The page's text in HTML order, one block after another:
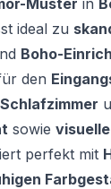
Muster in
ideal zu
Boho-
den
Schlafzimmer
sowie
perfekt mit